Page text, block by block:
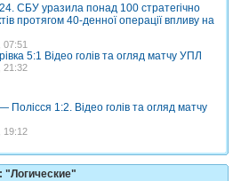
СБУ уразила понад 100 стратегічно
протягом 40-денної операції впливу на
07:51
5:1 Відео голів та огляд матчу УПЛ
21:32
1:2. Відео голів та огляд матчу
19:12